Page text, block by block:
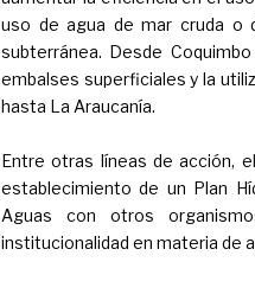
uso de agua de mar cruda o
subterránea. Desde
embalses superficiales y la
hasta La Araucanía.
Entre otras líneas de acción,
establecimiento de un Plan
Aguas con otros
institucionalidad en materia de